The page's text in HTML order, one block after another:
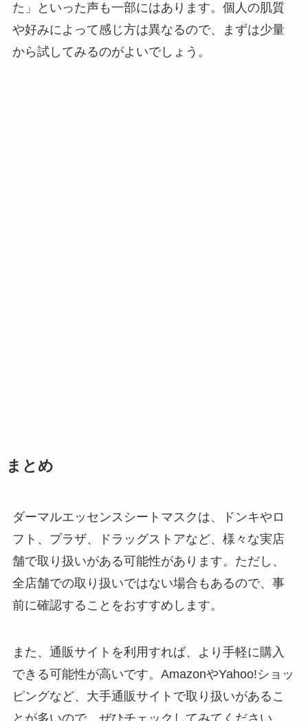
た」といった声も一部にはあります。個人の肌質
や好みによって感じ方は異なるので、まずは少量
から試してみるのがよいでしょう。
まとめ
ダーマルエッセンスシートマスクは、ドンキやロ
フト、プラザ、ドラッグストアなど、様々な実店
舗で取り扱いがある可能性があります。ただし、
全店舗での取り扱いではない場合もあるので、事
前に確認することをおすすめします。
また、通販サイトを利用すれば、より手軽に購入
できる可能性が高いです。AmazonやYahoo!ショッ
ピングなど、大手通販サイトで取り扱いがあるこ
とが多いので、ぜひチェックしてみてください。